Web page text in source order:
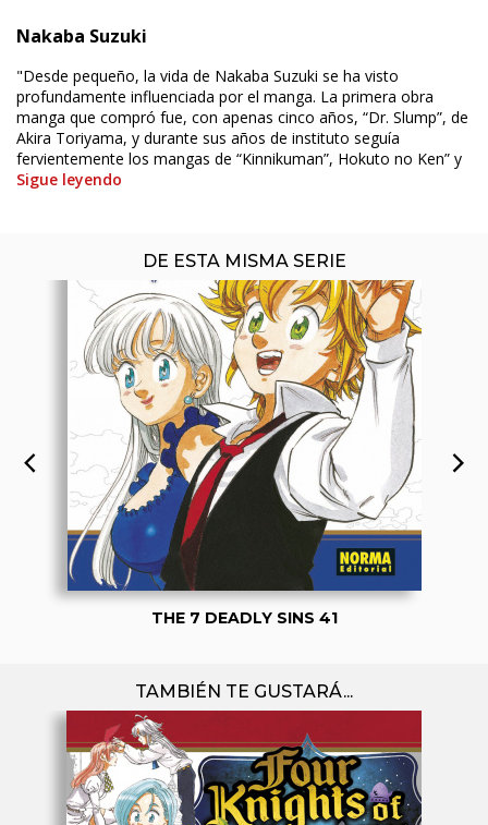
Nakaba Suzuki
"Desde pequeño, la vida de Nakaba Suzuki se ha visto
profundamente influenciada por el manga. La primera obra
manga que compró fue, con apenas cinco años, “Dr. Slump”, de
Akira Toriyama, y durante sus años de instituto seguía
fervientemente los mangas de “Kinnikuman”, Hokuto no Ken” y
Sigue leyendo
DE ESTA MISMA SERIE
THE 7 DEADLY SINS 41
TAMBIÉN TE GUSTARÁ...